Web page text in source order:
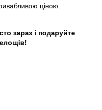
ціною.
зараз і подаруйте